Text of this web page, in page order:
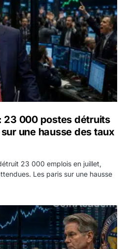
23 000 postes détruits
une hausse des taux
23 000 emplois en juillet,
Les paris sur une hausse
des euros sans prévenir la